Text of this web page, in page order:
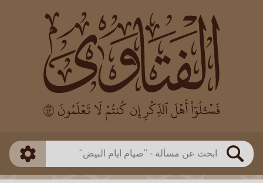
بحث
العالم
بن باز
بن العثيمين
اللجنة الدائمة
طريقة البحث
ذكي